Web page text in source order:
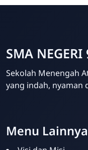
SMA
Sekolah Menengah
yang indah, nyaman
Menu Lainnya